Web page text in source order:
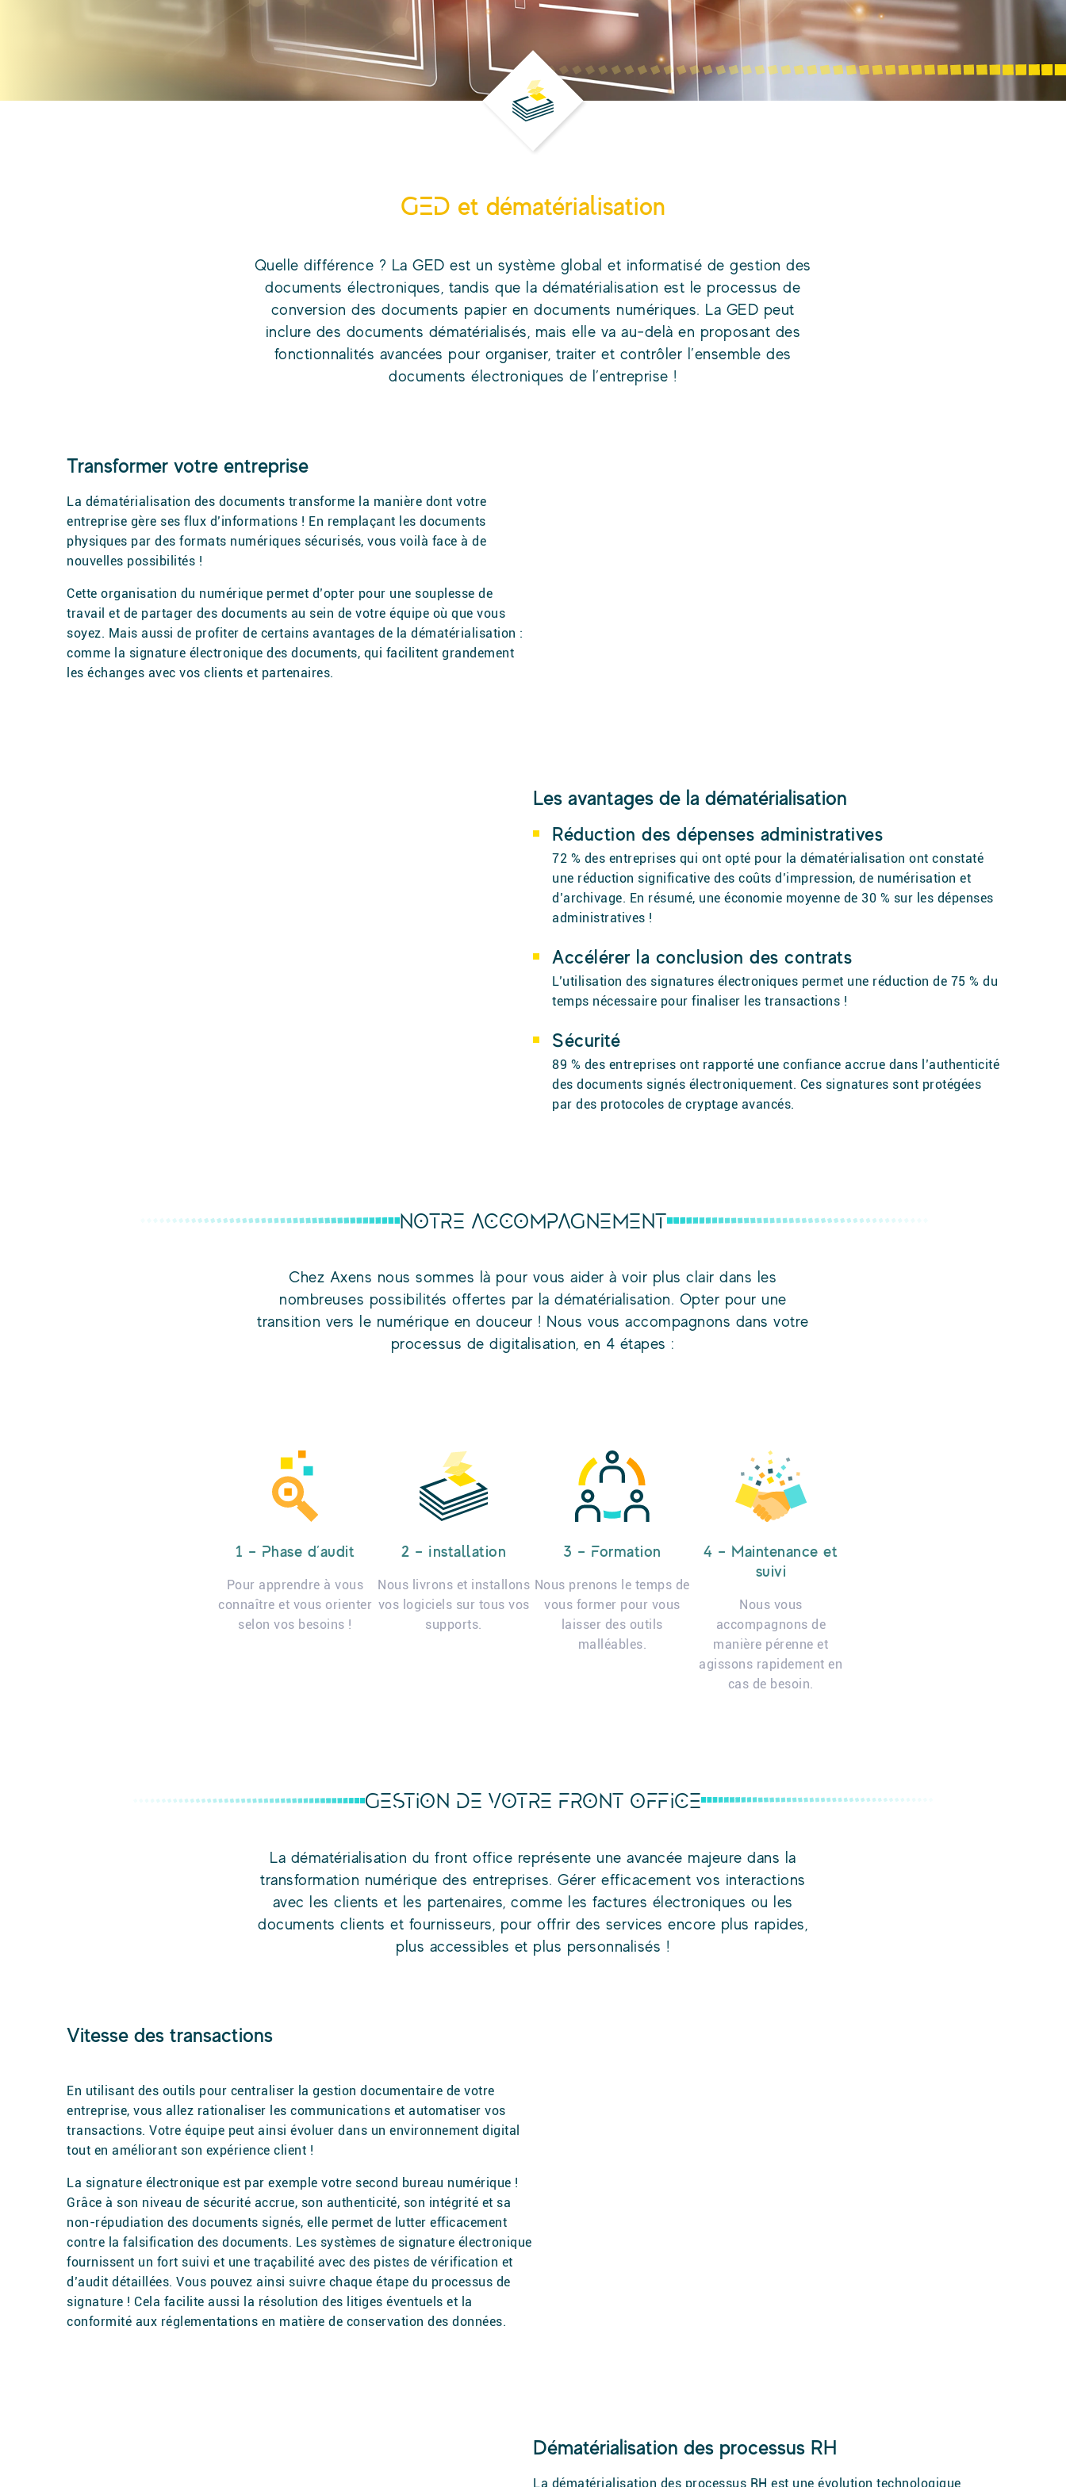
GED et dématérialisation
Quelle différence ? La GED est un système global et informatisé de gestion des
documents électroniques, tandis que la dématérialisation est le processus de
conversion des documents papier en documents numériques. La GED peut
inclure des documents dématérialisés, mais elle va au-delà en proposant des
fonctionnalités avancées pour organiser, traiter et contrôler l’ensemble des
documents électroniques de l’entreprise !
Transformer votre entreprise
La dématérialisation des documents transforme la manière dont votre
entreprise gère ses flux d’informations ! En remplaçant les documents
physiques par des formats numériques sécurisés, vous voilà face à de
nouvelles possibilités !
Cette organisation du numérique permet d’opter pour une souplesse de
travail et de partager des documents au sein de votre équipe où que vous
soyez. Mais aussi de profiter de certains avantages de la dématérialisation :
comme la signature électronique des documents, qui facilitent grandement
les échanges avec vos clients et partenaires.
Les avantages de la dématérialisation
Réduction des dépenses administratives
72 % des entreprises qui ont opté pour la dématérialisation ont constaté
une réduction significative des coûts d’impression, de numérisation et
d’archivage. En résumé, une économie moyenne de 30 % sur les dépenses
administratives !
Accélérer la conclusion des contrats
L’utilisation des signatures électroniques permet une réduction de 75 % du
temps nécessaire pour finaliser les transactions !
Sécurité
89 % des entreprises ont rapporté une confiance accrue dans l’authenticité
des documents signés électroniquement. Ces signatures sont protégées
par des protocoles de cryptage avancés.
NOTRE ACCOMPAGNEMENT
Chez Axens nous sommes là pour vous aider à voir plus clair dans les
nombreuses possibilités offertes par la dématérialisation. Opter pour une
transition vers le numérique en douceur ! Nous vous accompagnons dans votre
processus de digitalisation, en 4 étapes :
1 – Phase d’audit
Pour apprendre à vous
connaître et vous orienter
selon vos besoins !
2 – Installation
Nous livrons et installons
vos logiciels sur tous vos
supports.
3 – Formation
Nous prenons le temps de
vous former pour vous
laisser des outils
malléables.
4 – Maintenance et
suivi
Nous vous
accompagnons de
manière pérenne et
agissons rapidement en
cas de besoin.
GESTION DE VOTRE FRONT OFFICE
La dématérialisation du front office représente une avancée majeure dans la
transformation numérique des entreprises. Gérer efficacement vos interactions
avec les clients et les partenaires, comme les factures électroniques ou les
documents clients et fournisseurs, pour offrir des services encore plus rapides,
plus accessibles et plus personnalisés !
Vitesse des transactions
En utilisant des outils pour centraliser la gestion documentaire de votre
entreprise, vous allez rationaliser les communications et automatiser vos
transactions. Votre équipe peut ainsi évoluer dans un environnement digital
tout en améliorant son expérience client !
La signature électronique est par exemple votre second bureau numérique !
Grâce à son niveau de sécurité accrue, son authenticité, son intégrité et sa
non-répudiation des documents signés, elle permet de lutter efficacement
contre la falsification des documents. Les systèmes de signature électronique
fournissent un fort suivi et une traçabilité avec des pistes de vérification et
d’audit détaillées. Vous pouvez ainsi suivre chaque étape du processus de
signature ! Cela facilite aussi la résolution des litiges éventuels et la
conformité aux réglementations en matière de conservation des données.
Dématérialisation des processus RH
La dématérialisation des processus RH est une évolution technologique